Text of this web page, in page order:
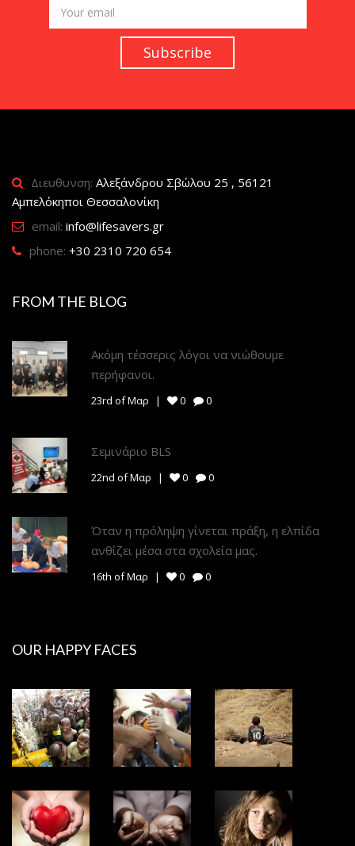
Διευθυνση: Αλεξάνδρου Σβώλου 25 , 56121
Αμπελόκηποι Θεσσαλονίκη
email: info@lifesavers.gr
phone: +30 2310 720 654
FROM THE BLOG
Ακόμη τέσσερις λόγοι να νιώθουμε
περήφανοι.
23rd of Μαρ 0 0
Σεμινάριο BLS
22nd of Μαρ 0 0
Όταν η πρόληψη γίνεται πράξη, η ελπίδα
ανθίζει μέσα στα σχολεία μας.
16th of Μαρ 0 0
OUR HAPPY FACES